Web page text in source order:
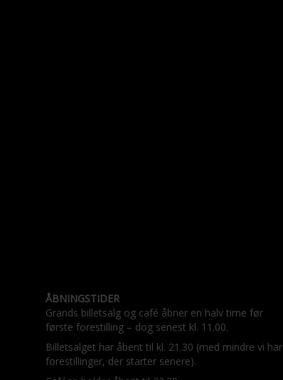
ÅBNINGSTIDER
Grands billetsalg og café åbner en halv time før
første forestilling – dog senest kl. 11.00.
Billetsalget har åbent til kl. 21.30 (med mindre vi har
forestillinger, der starter senere).